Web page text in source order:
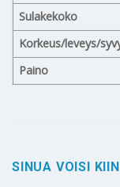
Sulakekoko
Korkeus/leveys/
Paino
SINUA VOISI